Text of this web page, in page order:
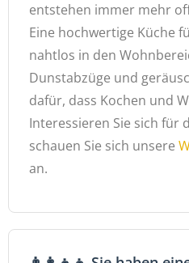
entstehen immer mehr
Eine hochwertige Küche
nahtlos in den
Dunstabzüge und
dafür, dass Kochen und
Interessieren Sie sich für
schauen Sie sich unsere
an.